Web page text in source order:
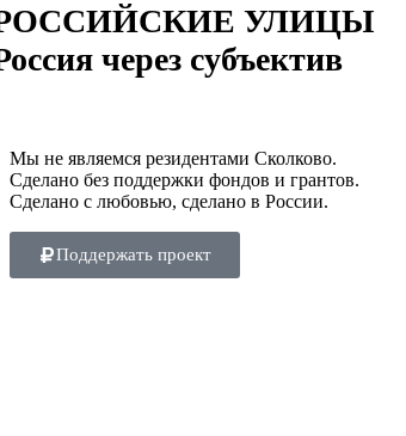
УЛИЦЫ
через субъектив
Мы не являемся резидентами Сколково.
Сделано без поддержки фондов и грантов.
Сделано с любовью, сделано в России.
Поддержать проект